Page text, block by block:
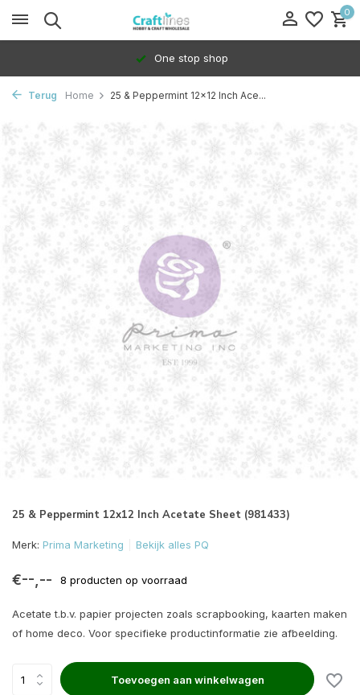
0
One stop shop
Terug Home 25 & Peppermint 12x12 Inch Ace...
25 & Peppermint 12x12 Inch Acetate Sheet (981433)
Merk: Prima Marketing Bekijk alles PQ
€--,-- 8 producten op voorraad
Acetate t.b.v. papier projecten zoals scrapbooking, kaarten maken
of home deco. Voor specifieke productinformatie zie afbeelding.
Toevoegen aan winkelwagen